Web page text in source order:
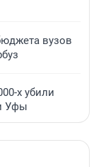
вузов
х убили
Уфы